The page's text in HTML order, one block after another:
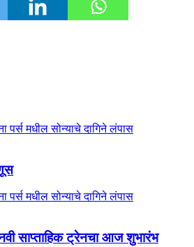
साप्ताहिक ट्रेनचा आज शुभारंभ